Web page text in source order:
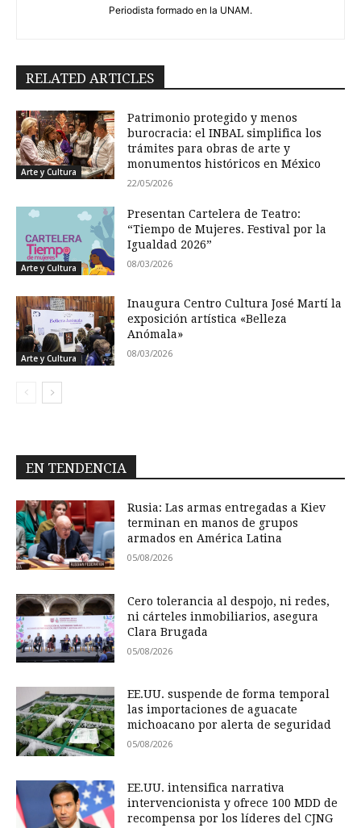
Periodista formado en la UNAM.
RELATED ARTICLES
Arte y Cultura
Patrimonio protegido y menos
burocracia: el INBAL simplifica los
trámites para obras de arte y
monumentos históricos en México
22/05/2026
Arte y Cultura
Presentan Cartelera de Teatro:
“Tiempo de Mujeres. Festival por la
Igualdad 2026”
08/03/2026
Arte y Cultura
Inaugura Centro Cultura José Martí la
exposición artística «Belleza
Anómala»
08/03/2026
EN TENDENCIA
Rusia: Las armas entregadas a Kiev
terminan en manos de grupos
armados en América Latina
05/08/2026
Cero tolerancia al despojo, ni redes,
ni cárteles inmobiliarios, asegura
Clara Brugada
05/08/2026
EE.UU. suspende de forma temporal
las importaciones de aguacate
michoacano por alerta de seguridad
05/08/2026
EE.UU. intensifica narrativa
intervencionista y ofrece 100 MDD de
recompensa por los líderes del CJNG